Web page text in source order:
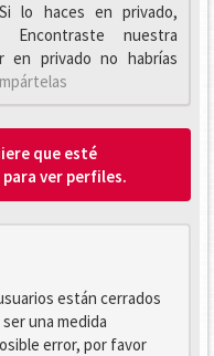
lo haces en privado,
Encontraste nuestra
en privado no habrías
que esté
ver perfiles.
están cerrados
una medida
error, por favor